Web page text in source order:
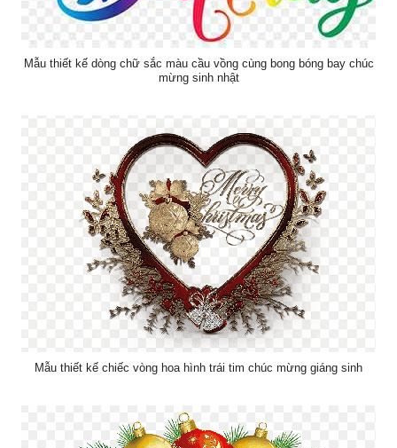
Mẫu thiết kế dòng chữ sắc màu cầu vồng cùng bong bóng bay chúc
mừng sinh nhật
Mẫu thiết kế chiếc vòng hoa hình trái tim chúc mừng giáng sinh